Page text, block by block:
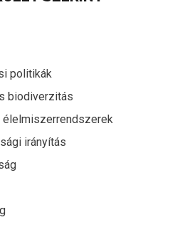
politikák
biodiverzitás
élelmiszerrendszerek
irányítás